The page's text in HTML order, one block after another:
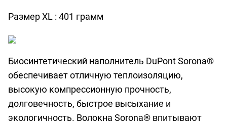
Размер XL : 401 грамм
Биосинтетический наполнитель DuPont Sorona®
обеспечивает отличную теплоизоляцию,
высокую компрессионную прочность,
долговечность, быстрое высыхание и
экологичность. Волокна Sorona® впитывают